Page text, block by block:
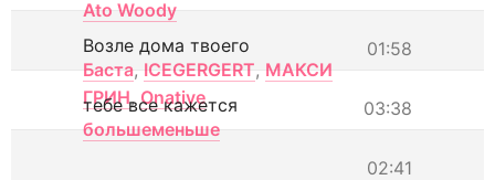
Ato Woody
01:58
Возле дома твоего
Баста, ICEGERGERT, МАКСИ
ГРИН, Onative 03:38
тебе все кажется
большеменьше
02:41